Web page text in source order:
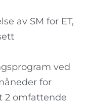
av SM for ET,
ved
for
2 omfattende